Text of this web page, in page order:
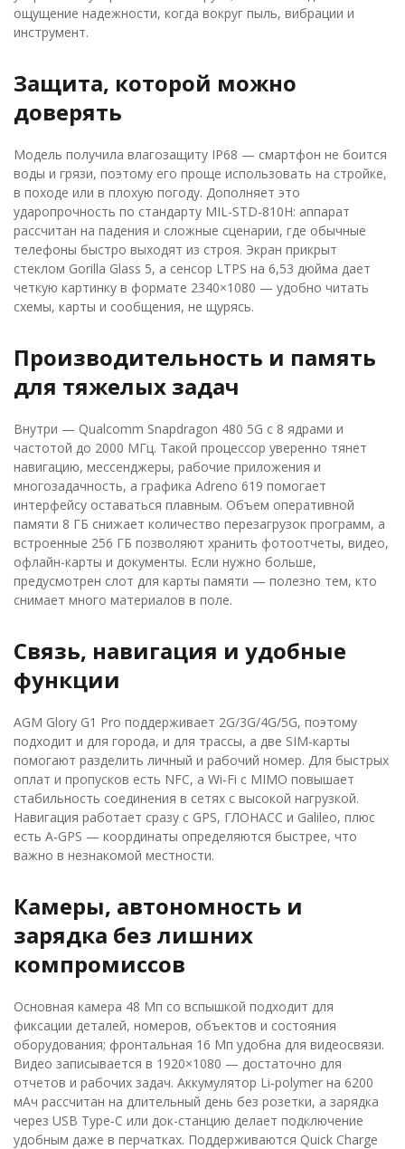
ощущение надежности, когда вокруг пыль, вибрации и
инструмент.
Защита, которой можно
доверять
Модель получила влагозащиту IP68 — смартфон не боится
воды и грязи, поэтому его проще использовать на стройке,
в походе или в плохую погоду. Дополняет это
ударопрочность по стандарту MIL-STD-810H: аппарат
рассчитан на падения и сложные сценарии, где обычные
телефоны быстро выходят из строя. Экран прикрыт
стеклом Gorilla Glass 5, а сенсор LTPS на 6,53 дюйма дает
четкую картинку в формате 2340×1080 — удобно читать
схемы, карты и сообщения, не щурясь.
Производительность и память
для тяжелых задач
Внутри — Qualcomm Snapdragon 480 5G с 8 ядрами и
частотой до 2000 МГц. Такой процессор уверенно тянет
навигацию, мессенджеры, рабочие приложения и
многозадачность, а графика Adreno 619 помогает
интерфейсу оставаться плавным. Объем оперативной
памяти 8 ГБ снижает количество перезагрузок программ, а
встроенные 256 ГБ позволяют хранить фотоотчеты, видео,
офлайн-карты и документы. Если нужно больше,
предусмотрен слот для карты памяти — полезно тем, кто
снимает много материалов в поле.
Связь, навигация и удобные
функции
AGM Glory G1 Pro поддерживает 2G/3G/4G/5G, поэтому
подходит и для города, и для трассы, а две SIM-карты
помогают разделить личный и рабочий номер. Для быстрых
оплат и пропусков есть NFC, а Wi‑Fi с MIMO повышает
стабильность соединения в сетях с высокой нагрузкой.
Навигация работает сразу с GPS, ГЛОНАСС и Galileo, плюс
есть A‑GPS — координаты определяются быстрее, что
важно в незнакомой местности.
Камеры, автономность и
зарядка без лишних
компромиссов
Основная камера 48 Мп со вспышкой подходит для
фиксации деталей, номеров, объектов и состояния
оборудования; фронтальная 16 Мп удобна для видеосвязи.
Видео записывается в 1920×1080 — достаточно для
отчетов и рабочих задач. Аккумулятор Li‑polymer на 6200
мАч рассчитан на длительный день без розетки, а зарядка
через USB Type‑C или док-станцию делает подключение
удобным даже в перчатках. Поддерживаются Quick Charge